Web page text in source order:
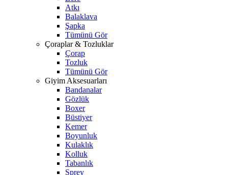
Atkı
Balaklava
Şapka
Tümünü Gör
Çoraplar & Tozluklar
Çorap
Tozluk
Tümünü Gör
Giyim Aksesuarları
Bandanalar
Gözlük
Boxer
Büstiyer
Kemer
Boyunluk
Kulaklık
Kolluk
Tabanlık
Sprey